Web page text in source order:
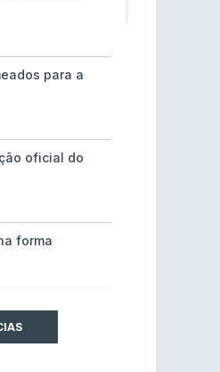
para a
oficial do
forma